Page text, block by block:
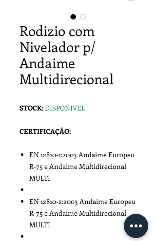
Rodizio com
Nivelador p/
Andaime
Multidirecional
STOCK:DISPONIVEL
CERTIFICAÇÃO:
EN 12810-1:2003 Andaime Europeu
R-75 e Andaime Multidirecional
MULTI
EN 12810-2:2003 Andaime Europeu
R-75 e Andaime Multidirecional
MULTI